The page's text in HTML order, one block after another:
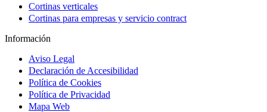
Cortinas verticales
Cortinas para empresas y servicio contract
Información
Aviso Legal
Declaración de Accesibilidad
Política de Cookies
Política de Privacidad
Mapa Web